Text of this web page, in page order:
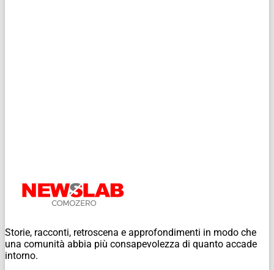
Storie, racconti, retroscena e approfondimenti in modo che
una comunità abbia più consapevolezza di quanto accade
intorno.